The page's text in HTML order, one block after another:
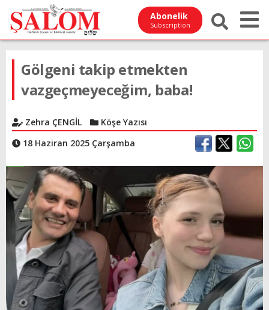
Abonelik
Subscription
Gölgeni takip etmekten
vazgeçmeyeceğim, baba!
Zehra ÇENGİL
Köşe Yazısı
18 Haziran 2025 Çarşamba